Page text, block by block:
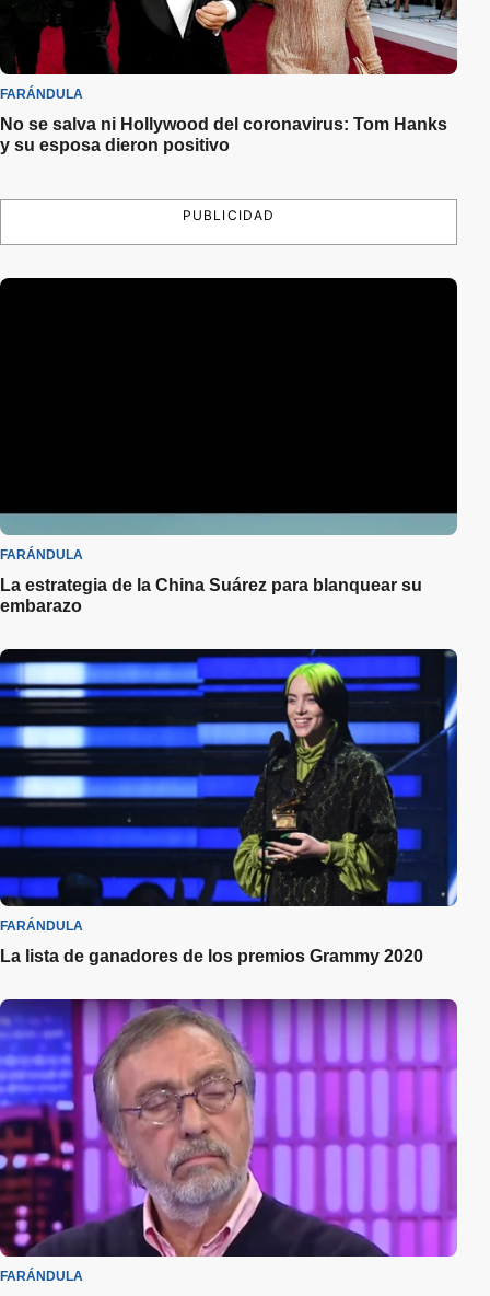
FARÁNDULA
No se salva ni Hollywood del coronavirus: Tom Hanks
y su esposa dieron positivo
PUBLICIDAD
FARÁNDULA
La estrategia de la China Suárez para blanquear su
embarazo
FARÁNDULA
La lista de ganadores de los premios Grammy 2020
FARÁNDULA